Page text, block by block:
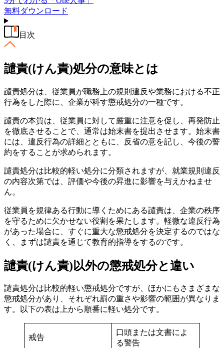
無料ダウンロード
目次
譴責(けん責)処分の意味とは
譴責処分は、従業員が職務上の規則違反や業務における不正
行為をした際に、企業が科す懲戒処分の一種です。
譴責の本質は、従業員に対して厳重に注意を促し、再発防止
を徹底させることで、通常は始末書を提出させます。始末書
には、違反行為の詳細とともに、反省の意を記し、今後の誓
約をすることが求められます。
譴責処分は比較的軽い処分に分類されますが、就業規則違反
の内容次第では、評価や今後の昇進に影響を与えかねませ
ん。
従業員を規律ある行動に導くためにある譴責は、企業の秩序
を守るために欠かせない役割を果たします。軽微な違反行為
があった場合に、すぐに重大な懲戒処分を決定するのではな
く、まずは譴責を通じて教育的指導をするのです。
譴責(けん責)以外の懲戒処分と違い
譴責処分は比較的軽い懲戒処分ですが、ほかにもさまざまな
懲戒処分があり、それぞれ罰の重さや影響の範囲が異なりま
す。以下の表は上から順番に軽い処分です。
戒告
口頭または文書によ
る警告